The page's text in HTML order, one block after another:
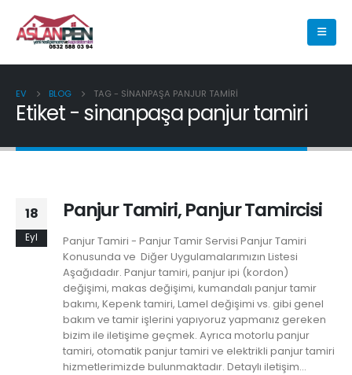
EV BLOG TAG - SINANPAŞA PANJUR TAMIRI
Etiket - sinanpaşa panjur tamiri
18
Eyl
Panjur Tamiri, Panjur Tamircisi
Panjur Tamiri - Panjur Tamir Servisi Panjur Tamiri
Konusunda ve Diğer Uygulamalarımızın Listesi
Aşağıdadır. Panjur tamiri, panjur ipi (kordon)
değişimi, makas değişimi, kumandalı panjur tamir
bakımı, Kepenk tamiri, Lamel değişimi vs. gibi genel
bakım ve tamir işlerini yapıyoruz yapmanız gereken
bizim ile iletişime geçmek. Ayrıca motorlu panjur
tamiri, otomatik panjur tamiri ve elektrikli panjur tamiri
hizmetlerimizde bulunmaktadır. Detaylı iletişim...